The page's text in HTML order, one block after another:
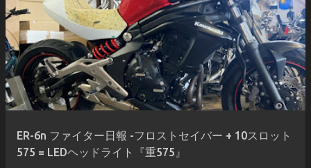
投
稿
ER-6n ファイター日報 -フロストセイバー + 10スロット
575 = LEDヘッドライト『重575』